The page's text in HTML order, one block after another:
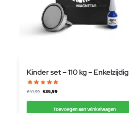
Kinder set – 110 kg – Enkelzijdig
€41,99 €34,99
Toevoegen aan winkelwagen